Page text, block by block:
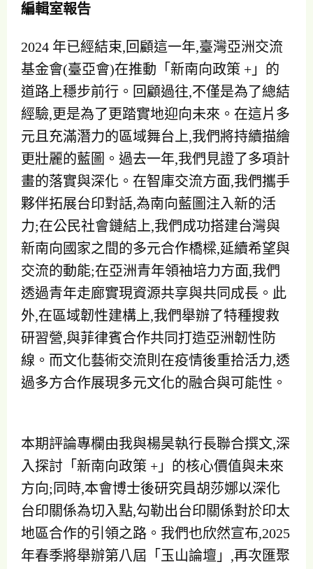
編輯室報告
2024 年已經結束,回顧這一年,臺灣亞洲交流
基金會(臺亞會)在推動「新南向政策 +」的
道路上穩步前行。回顧過往,不僅是為了總結
經驗,更是為了更踏實地迎向未來。在這片多
元且充滿潛力的區域舞台上,我們將持續描繪
更壯麗的藍圖。過去一年,我們見證了多項計
畫的落實與深化。在智庫交流方面,我們攜手
夥伴拓展台印對話,為南向藍圖注入新的活
力;在公民社會鏈結上,我們成功搭建台灣與
新南向國家之間的多元合作橋樑,延續希望與
交流的動能;在亞洲青年領袖培力方面,我們
透過青年走廊實現資源共享與共同成長。此
外,在區域韌性建構上,我們舉辦了特種搜救
研習營,與菲律賓合作共同打造亞洲韌性防
線。而文化藝術交流則在疫情後重拾活力,透
過多方合作展現多元文化的融合與可能性。
本期評論專欄由我與楊昊執行長聯合撰文,深
入探討「新南向政策 +」的核心價值與未來
方向;同時,本會博士後研究員胡莎娜以深化
台印關係為切入點,勾勒出台印關係對於印太
地區合作的引領之路。我們也欣然宣布,2025
年春季將舉辦第八屆「玉山論壇」,再次匯聚